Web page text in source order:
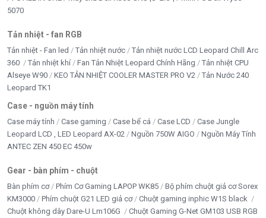
5070
Tản nhiệt - fan RGB
Tản nhiệt - Fan led Tản nhiệt nước
Tản nhiệt nước LCD Leopard Chill Arc
360
Tản nhiệt khí Fan Tản Nhiệt Leopard Chính Hãng
Tản nhiệt CPU
Alseye W90
KEO TẢN NHIỆT COOLER MASTER PRO V2
Tản Nước 240
Leopard TK1
Case - nguồn máy tính
Case máy tính Case gaming Case bể cá Case LCD
Case Jungle
Leopard LCD , LED Leopard AX-02
Nguồn 750W AIGO
Nguồn Máy Tính
ANTEC ZEN 450 EC 450w
Gear - bàn phím - chuột
Bàn phím cơ Phím Cơ Gaming LAPOP WK85
Bộ phím chuột giả cơ Sorex
KM3000
Phím chuột G21 LED giả cơ
Chuột gaming inphic W1S black
Chuột không dây Dare-U Lm106G
Chuột Gaming G-Net GM103 USB RGB